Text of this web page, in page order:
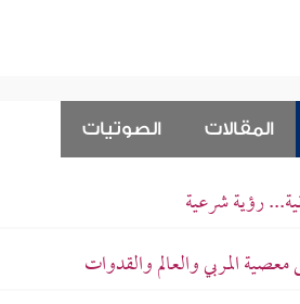
المقالات الصوتيات
رؤية شرعية
المربي والعالم والقدوات